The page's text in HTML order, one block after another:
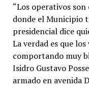
“Los operativos
donde el Municipio
presidencial dice
La verdad es que
comportando muy
Isidro Gustavo
armado en avenida